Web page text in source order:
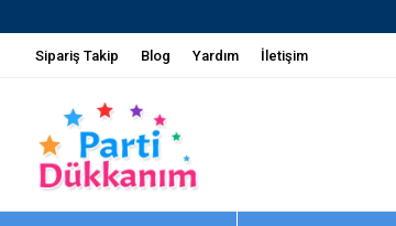
Sipariş Takip Blog Yardım İletişim